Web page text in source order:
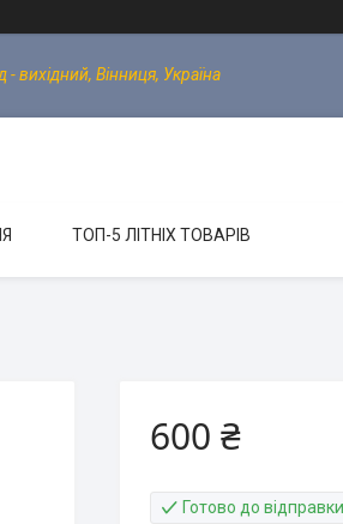
вихідний, Вінниця, Україна
ТОП-5 ЛІТНІХ ТОВАРІВ
600 ₴
Готово до відправки